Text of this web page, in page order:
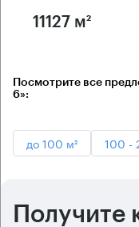
11127 м²
Посмотрите все
6»:
до 100 м² 100 -
Получите